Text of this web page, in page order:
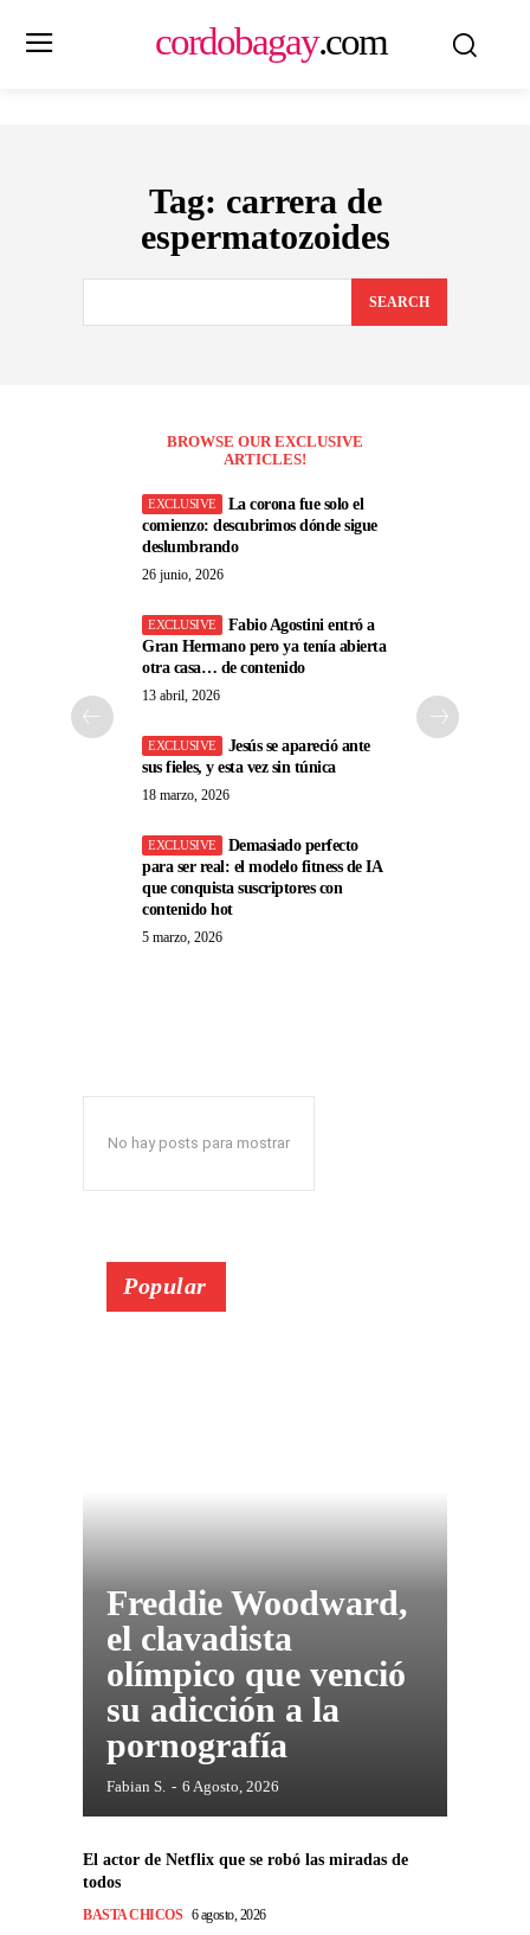
cordobagay.com
Tag: carrera de
espermatozoides
SEARCH
BROWSE OUR EXCLUSIVE
ARTICLES!
La corona fue solo el
comienzo: descubrimos dónde sigue
deslumbrando
26 junio, 2026
Fabio Agostini entró a
Gran Hermano pero ya tenía abierta
otra casa… de contenido
13 abril, 2026
Jesús se apareció ante
sus fieles, y esta vez sin túnica
18 marzo, 2026
Demasiado perfecto
para ser real: el modelo fitness de IA
que conquista suscriptores con
contenido hot
5 marzo, 2026
No hay posts para mostrar
Popular
Freddie Woodward,
el clavadista
olímpico que venció
su adicción a la
pornografía
Fabian S. - 6 Agosto, 2026
El actor de Netflix que se robó las miradas de
todos
BASTA CHICOS 6 agosto, 2026